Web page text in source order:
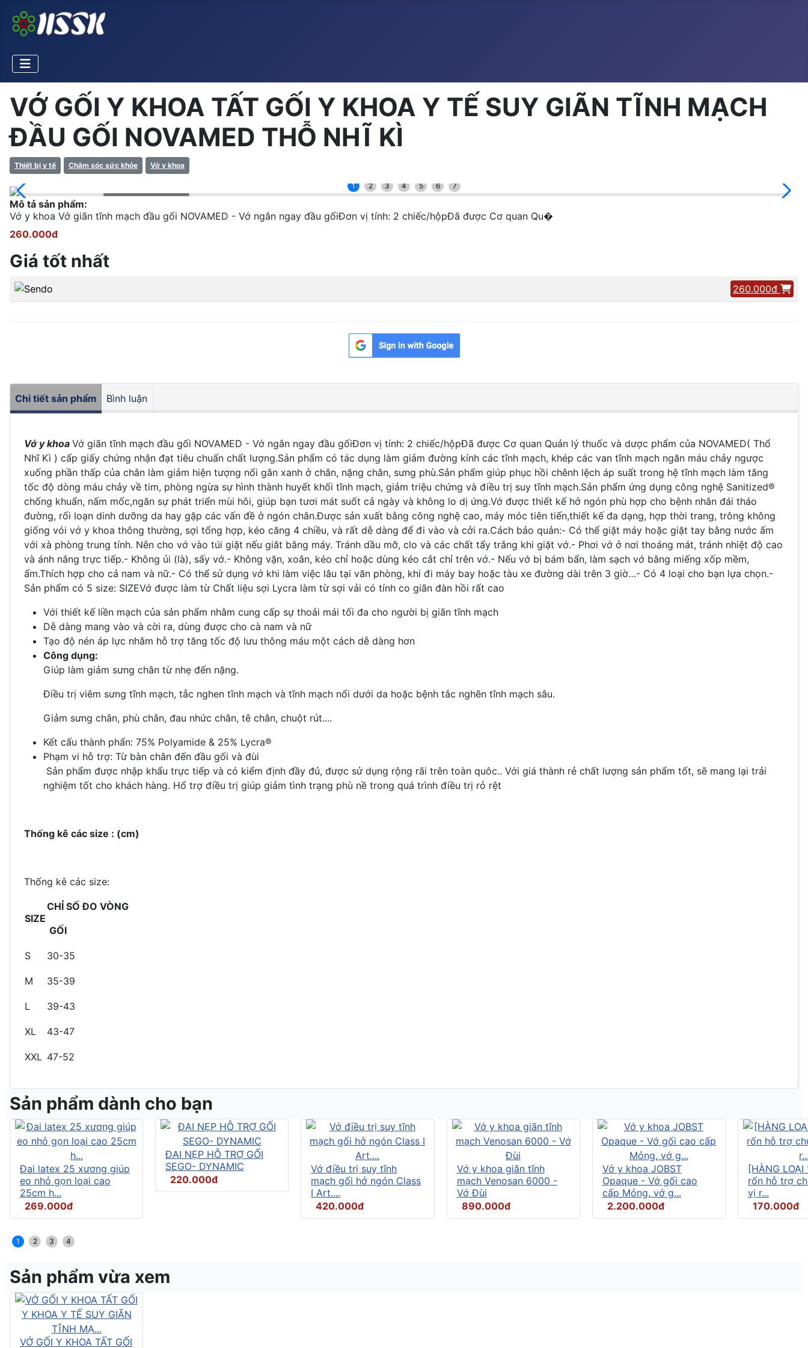
VỚ GỐI Y KHOA TẤT GỐI Y KHOA Y TẾ SUY GIÃN TĨNH MẠCH
ĐẦU GỐI NOVAMED THỖ NHĨ KÌ
Thiết bị y tế Chăm sóc sức khỏe Vớ y khoa
1 2 3 4 5 6 7
Mô tả sản phẩm:
Vớ y khoa Vớ giãn tĩnh mạch đầu gối NOVAMED - Vớ ngắn ngay đầu gốiĐơn vị tính: 2 chiếc/hộpĐã được Cơ quan Qu�
260.000đ
Giá tốt nhất
260.000đ
Chi tiết sản phẩm Bình luận
Vớ y khoa Vớ giãn tĩnh mạch đầu gối NOVAMED - Vớ ngắn ngay đầu gốiĐơn vị tính: 2 chiếc/hộpĐã được Cơ quan Quản lý thuốc và dược phẩm của NOVAMED( Thổ
Nhĩ Kì ) cấp giấy chứng nhận đạt tiêu chuẩn chất lượng.Sản phẩm có tác dụng làm giảm đường kính các tĩnh mạch, khép các van tĩnh mạch ngăn máu chảy ngược
xuống phần thấp của chân làm giảm hiện tượng nổi gân xanh ở chân, nặng chân, sưng phù.Sản phẩm giúp phục hồi chênh lệch áp suất trong hệ tĩnh mạch làm tăng
tốc độ dòng máu chảy về tim, phòng ngừa sự hình thành huyết khối tĩnh mạch, giảm triệu chứng và điều trị suy tĩnh mạch.Sản phẩm ứng dụng công nghệ Sanitized®
chống khuẩn, nấm mốc,ngăn sự phát triển mùi hôi, giúp bạn tươi mát suốt cả ngày và không lo dị ứng.Vớ được thiết kế hở ngón phù hợp cho bệnh nhân đái tháo
đường, rối loạn dinh dưỡng da hay gặp các vấn đề ở ngón chân.Được sản xuất bằng công nghệ cao, máy móc tiên tiến,thiết kế đa dạng, hợp thời trang, trông không
giống vói vớ y khoa thông thường, sợi tổng hợp, kéo căng 4 chiều, và rất dễ dàng để đi vào và cởi ra.Cách bảo quản:- Có thể giặt máy hoặc giặt tay bằng nước ấm
với xà phòng trung tính. Nên cho vớ vào túi giặt nếu giăt bằng máy. Tránh dầu mỡ, clo và các chất tẩy trắng khi giặt vớ.- Phơi vớ ở nơi thoáng mát, tránh nhiệt độ cao
và ánh nắng trực tiếp.- Không ủi (là), sấy vớ.- Không vặn, xoắn, kéo chỉ hoặc dùng kéo cắt chỉ trên vớ.- Nếu vớ bị bám bẩn, làm sạch vớ bằng miếng xốp mềm,
ẩm.Thích hợp cho cả nam và nữ.- Có thể sử dụng vớ khi làm việc lâu tại văn phòng, khi đi máy bay hoặc tàu xe đường dài trên 3 giờ…- Có 4 loại cho bạn lựa chọn.-
Sản phẩm có 5 size: SIZEVớ được làm từ Chất liệu sợi Lycra làm từ sợi vải có tính co giãn đàn hồi rất cao
Với thiết kế liền mạch của sản phẩm nhằm cung cấp sự thoải mái tối đa cho người bị giãn tĩnh mạch
Dễ dàng mang vào và cời ra, dùng được cho cà nam và nữ
Tạo độ nén áp lực nhằm hỗ trợ tăng tốc độ lưu thông máu một cách dễ dàng hơn
Công dụng:
Giúp làm giảm sưng chân từ nhẹ đến nặng.
Điều trị viêm sưng tĩnh mạch, tẳc nghen tĩnh mạch và tĩnh mạch nổi dưới da hoặc bệnh tắc nghẽn tĩnh mạch sâu.
Giảm sưng chân, phù chân, đau nhức chân, tê chân, chuột rút....
Kết cấu thành phẩn: 75% Polyamide & 25% Lycra®
Phạm vi hỗ trợ: Từ bàn chân đến đầu gối và đùi
Sản phẩm được nhập khẩu trực tiếp và có kiểm định đầy đủ, được sử dụng rộng rãi trên toàn quôc.. Với giá thành rẻ chất lượng sản phẩm tốt, sẽ mang lại trải
nghiệm tốt cho khách hàng. Hổ trợ điều trị giúp giảm tình trạng phù nề trong quá trình điều trị rỏ rệt
Thống kê các size : (cm)
Thống kê các size:
SIZE
CHỈ SỐ ĐO VÒNG
GỐI
S 30-35
M 35-39
L 39-43
XL 43-47
XXL 47-52
Sản phẩm dành cho bạn
Đai latex 25 xương giúp
eo nhỏ gọn loại cao
25cm h...
269.000đ
ĐAI NẸP HỖ TRỢ GỐI
SEGO- DYNAMIC
220.000đ
Vớ điều trị suy tĩnh
mạch gối hở ngón Class
I Art....
420.000đ
Vớ y khoa giãn tĩnh
mạch Venosan 6000 -
Vớ Đùi
890.000đ
Vớ y khoa JOBST
Opaque - Vớ gối cao
cấp Mỏng, vớ g...
2.200.000đ
[HÀNG
rốn hỗ trợ
vị r...
170.000đ
1 2 3 4
Sản phẩm vừa xem
VỚ GỐI Y KHOA TẤT GỐI